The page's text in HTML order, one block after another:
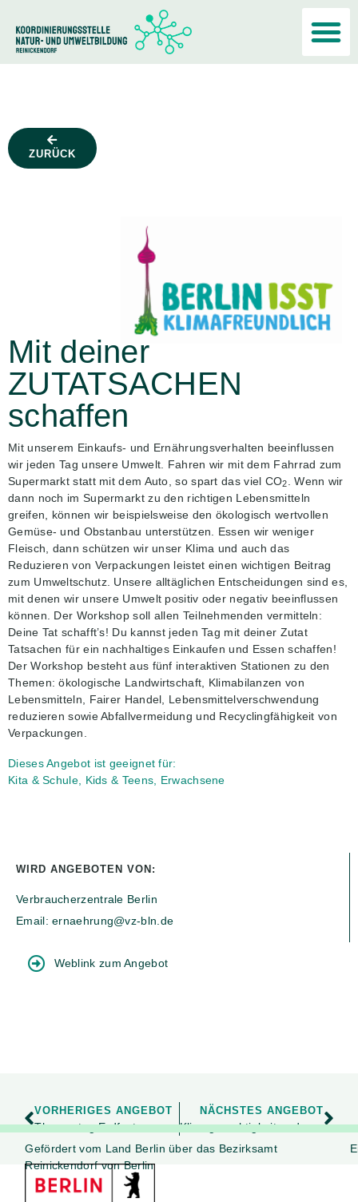
ZURÜCK
Mit deiner
ZUTATSACHEN
schaffen
Mit unserem Einkaufs- und Ernährungsverhalten beeinflussen
wir jeden Tag unsere Umwelt. Fahren wir mit dem Fahrrad zum
Supermarkt statt mit dem Auto, so spart das viel CO2
. Wenn wir
dann noch im Supermarkt zu den richtigen Lebensmitteln
greifen, können wir beispielsweise den ökologisch wertvollen
Gemüse- und Obstanbau unterstützen. Essen wir weniger
Fleisch, dann schützen wir unser Klima und auch das
Reduzieren von Verpackungen leistet einen wichtigen Beitrag
zum Umweltschutz. Unsere alltäglichen Entscheidungen sind es,
mit denen wir unsere Umwelt positiv oder negativ beeinflussen
können. Der Workshop soll allen Teilnehmenden vermitteln:
Deine Tat schafft’s! Du kannst jeden Tag mit deiner Zutat
Tatsachen für ein nachhaltiges Einkaufen und Essen schaffen!
Der Workshop besteht aus fünf interaktiven Stationen zu den
Themen: ökologische Landwirtschaft, Klimabilanzen von
Lebensmitteln, Fairer Handel, Lebensmittelverschwendung
reduzieren sowie Abfallvermeidung und Recyclingfähigkeit von
Verpackungen.
Dieses Angebot ist geeignet für:
Kita & Schule, Kids & Teens, Erwachsene
WIRD ANGEBOTEN VON:
Verbraucherzentrale Berlin
Email: ernaehrung@vz-bln.de
Weblink zum Angebot
VORHERIGES ANGEBOT
Thementag Erdfest
NÄCHSTES ANGEBOT
Klimagerechtigkeit und Wut
Gefördert vom Land Berlin über das Bezirksamt
Reinickendorf von Berlin